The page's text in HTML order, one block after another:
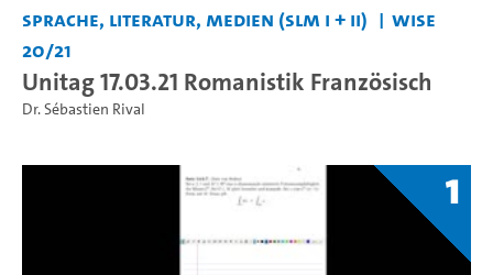
Sprache, Literatur, Medien (SLM I + II)
WiSe
20/21
Unitag 17.03.21 Romanistik Französisch
Dr. Sébastien Rival
1